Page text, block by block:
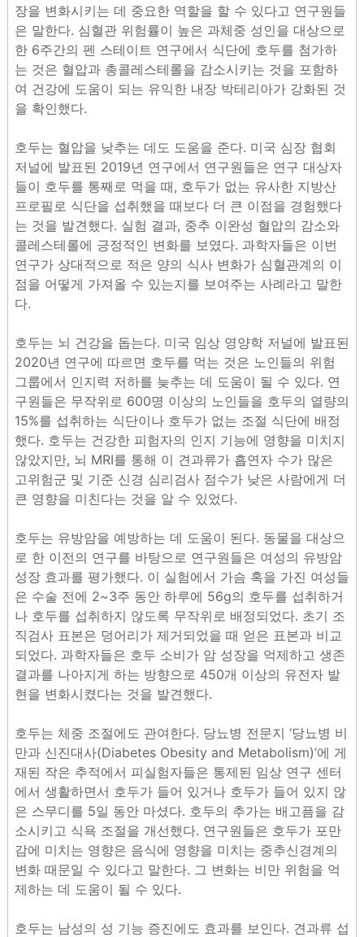
장을 변화시키는 데 중요한 역할을 할 수 있다고 연구원들
은 말한다. 심혈관 위험률이 높은 과체중 성인을 대상으로
한 6주간의 펜 스테이트 연구에서 식단에 호두를 첨가하
는 것은 혈압과 총콜레스테롤을 감소시키는 것을 포함하
여 건강에 도움이 되는 유익한 내장 박테리아가 강화된 것
을 확인했다.
호두는 혈압을 낮추는 데도 도움을 준다. 미국 심장 협회
저널에 발표된 2019년 연구에서 연구원들은 연구 대상자
들이 호두를 통째로 먹을 때, 호두가 없는 유사한 지방산
프로필로 식단을 섭취했을 때보다 더 큰 이점을 경험했다
는 것을 발견했다. 실험 결과, 중추 이완성 혈압의 감소와
콜레스테롤에 긍정적인 변화를 보였다. 과학자들은 이번
연구가 상대적으로 적은 양의 식사 변화가 심혈관계의 이
점을 어떻게 가져올 수 있는지를 보여주는 사례라고 말한
다.
호두는 뇌 건강을 돕는다. 미국 임상 영양학 저널에 발표된
2020년 연구에 따르면 호두를 먹는 것은 노인들의 위험
그룹에서 인지력 저하를 늦추는 데 도움이 될 수 있다. 연
구원들은 무작위로 600명 이상의 노인들을 호두의 열량의
15%를 섭취하는 식단이나 호두가 없는 조절 식단에 배정
했다. 호두는 건강한 피험자의 인지 기능에 영향을 미치지
않았지만, 뇌 MRI를 통해 이 견과류가 흡연자 수가 많은
고위험군 및 기준 신경 심리검사 점수가 낮은 사람에게 더
큰 영향을 미친다는 것을 알 수 있었다.
호두는 유방암을 예방하는 데 도움이 된다. 동물을 대상으
로 한 이전의 연구를 바탕으로 연구원들은 여성의 유방암
성장 효과를 평가했다. 이 실험에서 가슴 혹을 가진 여성들
은 수술 전에 2~3주 동안 하루에 56g의 호두를 섭취하거
나 호두를 섭취하지 않도록 무작위로 배정되었다. 초기 조
직검사 표본은 덩어리가 제거되었을 때 얻은 표본과 비교
되었다. 과학자들은 호두 소비가 암 성장을 억제하고 생존
결과를 나아지게 하는 방향으로 450개 이상의 유전자 발
현을 변화시켰다는 것을 발견했다.
호두는 체중 조절에도 관여한다. 당뇨병 전문지 ‘당뇨병 비
만과 신진대사(Diabetes Obesity and Metabolism)’에 게
재된 작은 추적에서 피실험자들은 통제된 임상 연구 센터
에서 생활하면서 호두가 들어 있거나 호두가 들어 있지 않
은 스무디를 5일 동안 마셨다. 호두의 추가는 배고픔을 감
소시키고 식욕 조절을 개선했다. 연구원들은 호두가 포만
감에 미치는 영향은 음식에 영향을 미치는 중추신경계의
변화 때문일 수 있다고 말한다. 그 변화는 비만 위험을 억
제하는 데 도움이 될 수 있다.
호두는 남성의 성 기능 증진에도 효과를 보인다. 견과류 섭